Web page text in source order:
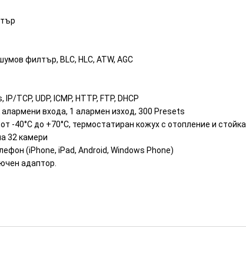
филтър, BLC, HLC, ATW, AGC
TCP, UDP, ICMP, HTTP, FTP, DHCP
aлармени входа, 1 алармен изход, 300 Presets
-40°С до +70°С, термостатиран кожух с отопление и стойка
32 камери
(iPhone, iPad, Android, Windows Phone)
адаптор.